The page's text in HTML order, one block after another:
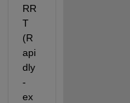
RR
T
(R
api
dly
-
ex